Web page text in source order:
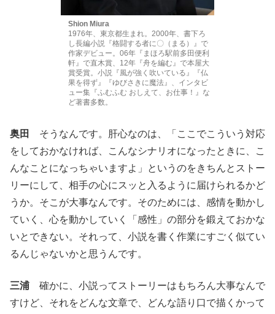
Shion Miura
1976年、東京都生まれ。2000年、書下ろ
し長編小説『格闘する者に〇（まる）』で
作家デビュー。06年『まほろ駅前多田便利
軒』で直木賞、12年『舟を編む』で本屋大
賞受賞。小説『風が強く吹いている』『仏
果を得ず』『ゆびさきに魔法』、インタビ
ュー集『ふむふむ おしえて、お仕事！』な
ど著書多数。
奥田
そうなんです。肝心なのは、「ここでこういう対応
をしておかなければ、こんなシナリオになったときに、こ
んなことになっちゃいますよ」というのをきちんとストー
リーにして、相手の心にスッと入るように届けられるかど
うか。そこが大事なんです。そのためには、感情を動かし
ていく、心を動かしていく「感性」の部分を鍛えておかな
いとできない。それって、小説を書く作業にすごく似てい
るんじゃないかと思うんです。
三浦 確かに、小説ってストーリーはもちろん大事なんで
すけど、それをどんな文章で、どんな語り口で描くかって